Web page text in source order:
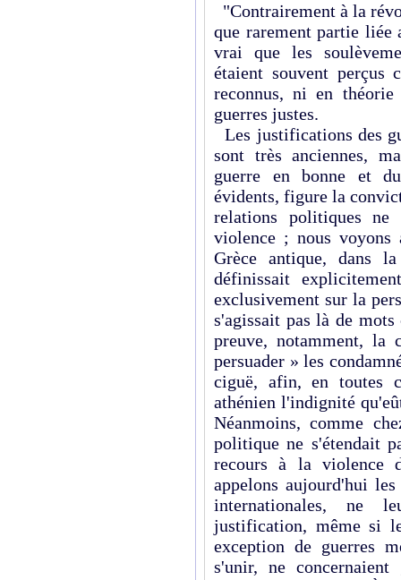
"Contrairement à la
que rarement partie
vrai que les
étaient souvent perçus
reconnus, ni en
guerres justes.
Les justifications des
sont très anciennes,
guerre en bonne et
évidents, figure la
relations politiques
violence ; nous voyons
Grèce antique, dans
définissait
exclusivement sur la
s'agissait pas là de
preuve, notamment, la
persuader » les
ciguë, afin, en toutes
athénien l'indignité
Néanmoins, comme
politique ne s'étendait
recours à la violence
appelons aujourd'hui
internationales, ne
justification, même si
exception de guerres
s'unir, ne